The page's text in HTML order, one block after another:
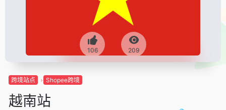
106 209
跨境站点 Shopee跨境
越南站